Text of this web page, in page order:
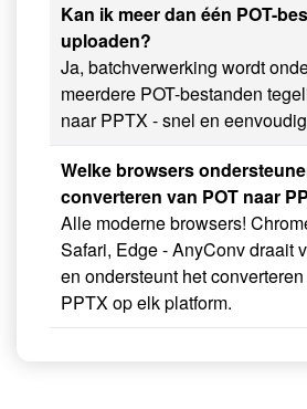
Kan ik meer dan één POT-
uploaden?
Ja, batchverwerking wordt
meerdere POT-bestanden
naar PPTX - snel en
Welke browsers
converteren van POT naar
Alle moderne browsers!
Safari, Edge - AnyConv draait
en ondersteunt het
PPTX op elk platform.